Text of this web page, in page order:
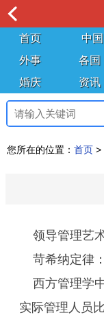
首页 中国
外事
各国
婚庆
资讯
您所在的位置： 首页 >
领导管理艺
苛希纳定律：
西方管理学
实际管理人员